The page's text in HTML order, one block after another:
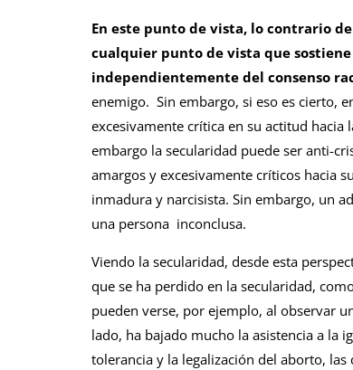
En este punto de vista, lo contrario
cualquier punto de vista que
independientemente del consenso
enemigo. Sin embargo, si eso es cierto,
excesivamente crítica en su actitud hacia
embargo la secularidad puede ser anti-
amargos y excesivamente críticos hacia
inmadura y narcisista. Sin embargo, un
una persona inconclusa.
Viendo la secularidad, desde esta
que se ha perdido en la secularidad,
pueden verse, por ejemplo, al observar
lado, ha bajado mucho la asistencia a la
tolerancia y la legalización del aborto,